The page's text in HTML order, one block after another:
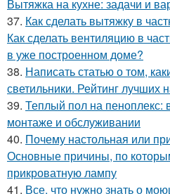
Вытяжка на кухне: задачи и
37. Как сделать вытяжку в
Как сделать вентиляцию в
в уже построенном доме?
38. Написать статью о том,
светильники. Рейтинг лучших
39. Теплый пол на пеноплекс:
монтаже и обслуживании
40. Почему настольная или
Основные причины, по
прикроватную лампу
41. Все, что нужно знать о